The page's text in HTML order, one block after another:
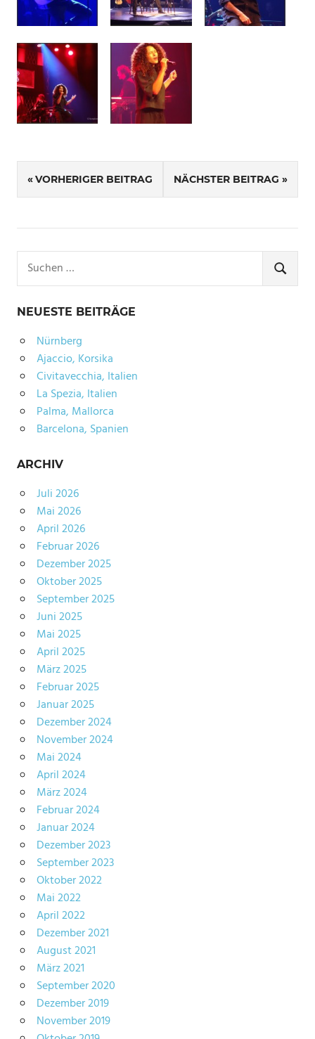
Beitragsnavigation
VORHERIGER BEITRAG NÄCHSTER BEITRAG
nach:
SUCHEN
NEUESTE BEITRÄGE
Nürnberg
Ajaccio, Korsika
Civitavecchia, Italien
La Spezia, Italien
Palma, Mallorca
Barcelona, Spanien
ARCHIV
Juli 2026
Mai 2026
April 2026
Februar 2026
Dezember 2025
Oktober 2025
September 2025
Juni 2025
Mai 2025
April 2025
März 2025
Februar 2025
Januar 2025
Dezember 2024
November 2024
Mai 2024
April 2024
März 2024
Februar 2024
Januar 2024
Dezember 2023
September 2023
Oktober 2022
Mai 2022
April 2022
Dezember 2021
August 2021
März 2021
September 2020
Dezember 2019
November 2019